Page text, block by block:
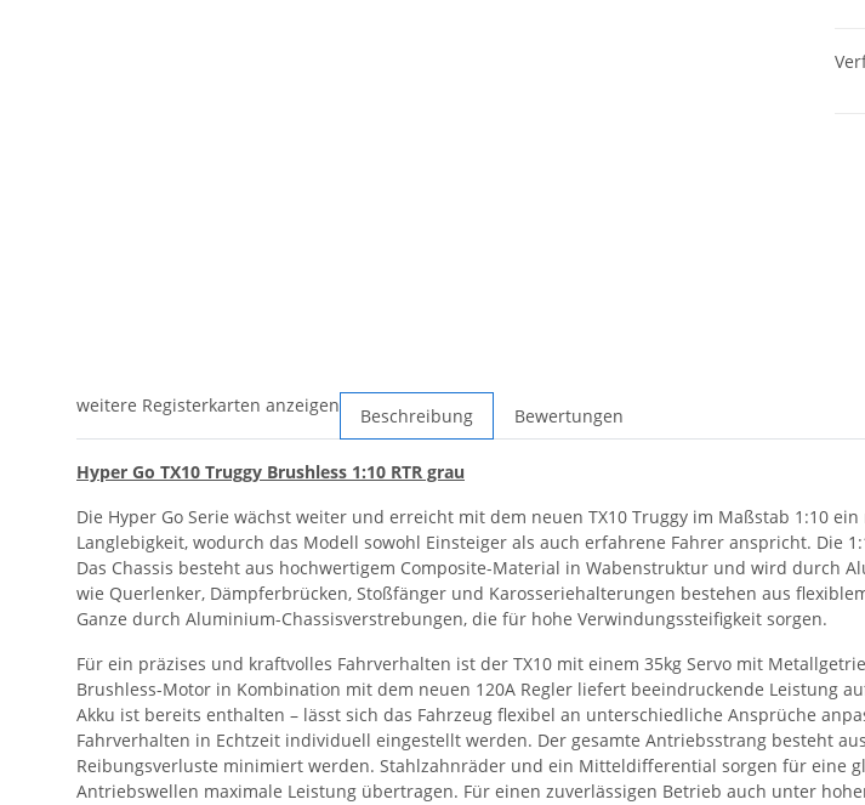
weitere Registerkarten anzeigen Beschreibung Bewertungen
Hyper Go TX10 Truggy Brushless 1:10 RTR grau
Die Hyper Go Serie wächst weiter und erreicht mit dem neuen TX10 Truggy im Maßstab 1:10
Langlebigkeit, wodurch das Modell sowohl Einsteiger als auch erfahrene Fahrer anspricht.
Das Chassis besteht aus hochwertigem Composite-Material in Wabenstruktur und wird durch
wie Querlenker, Dämpferbrücken, Stoßfänger und Karosseriehalterungen bestehen aus
Ganze durch Aluminium-Chassisverstrebungen, die für hohe Verwindungssteifigkeit sorgen.
Für ein präzises und kraftvolles Fahrverhalten ist der TX10 mit einem 35kg Servo mit
Brushless-Motor in Kombination mit dem neuen 120A Regler liefert beeindruckende Leistung
Akku ist bereits enthalten – lässt sich das Fahrzeug flexibel an unterschiedliche Ansprüche
Fahrverhalten in Echtzeit individuell eingestellt werden. Der gesamte Antriebsstrang besteht
Reibungsverluste minimiert werden. Stahlzahnräder und ein Mitteldifferential sorgen für eine
Antriebswellen maximale Leistung übertragen. Für einen zuverlässigen Betrieb auch unter